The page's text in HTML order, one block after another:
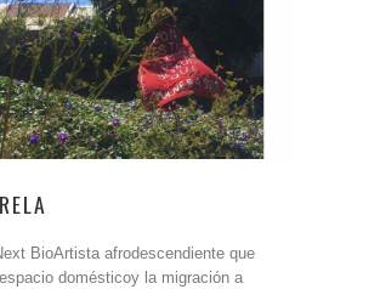
BioArtista afrodescendiente que
domésticoy la migración a